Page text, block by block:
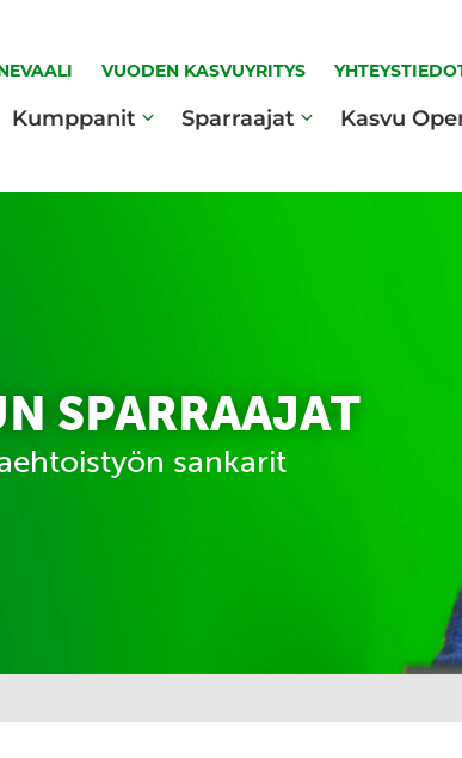
VUODEN KASVUYRITYS
Kumppanit Sparraajat Kasvu
SPARRAAJAT
sankarit